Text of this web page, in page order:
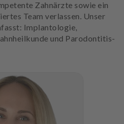
Zahnärzte sowie ein
Team verlassen. Unser
Implantologie,
und Parodontitis-